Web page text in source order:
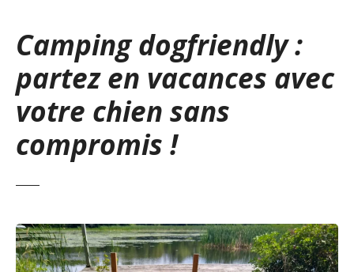
Camping dogfriendly :
partez en vacances avec
votre chien sans
compromis !